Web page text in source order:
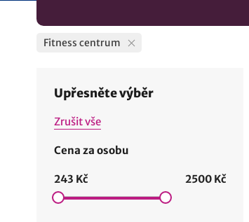
Fitness centrum
Upřesněte výběr
Zrušit vše
Cena za osobu
243 Kč 2500 Kč